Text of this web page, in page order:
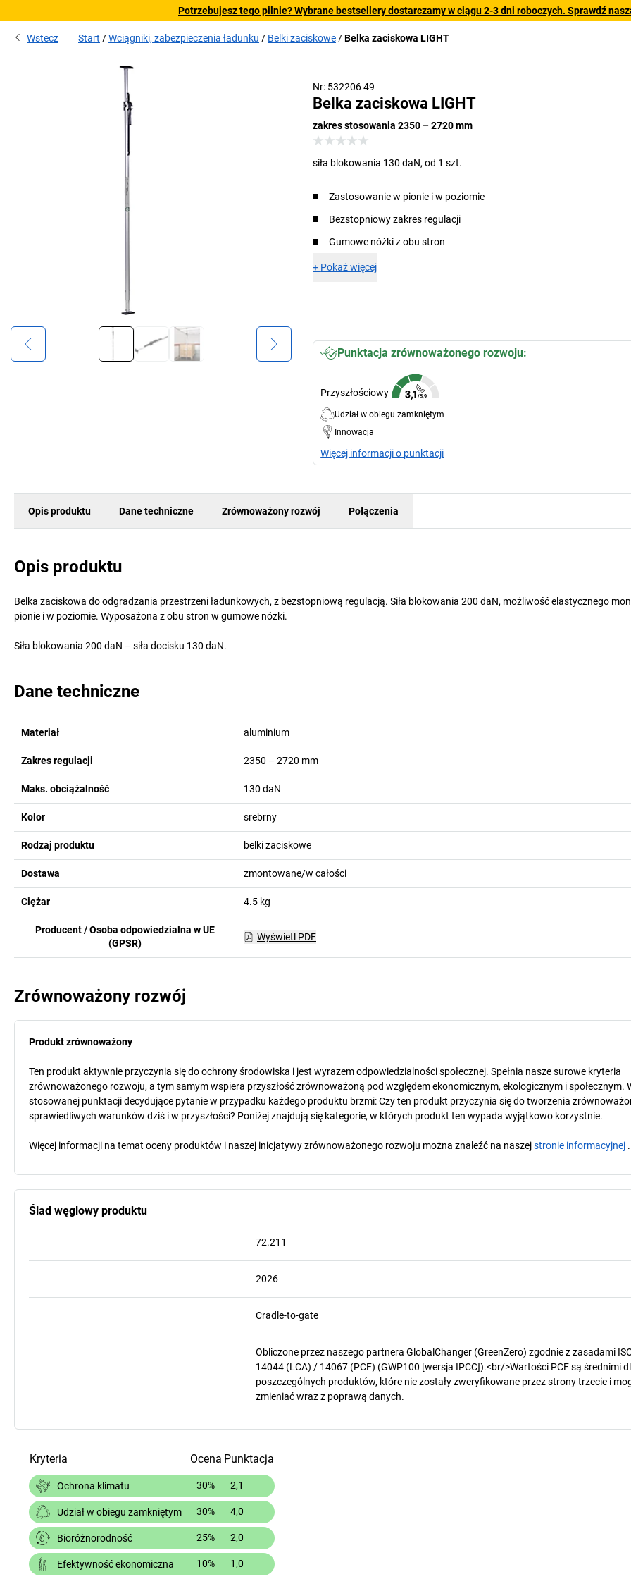
Potrzebujesz tego pilnie? Wybrane bestsellery dostarczamy w ciągu 2-3 dni roboczych. Sprawdź
Wstecz Start Wciągniki, zabezpieczenia ładunku Belki zaciskowe Belka zaciskowa LIGHT
Nr: 532206 49
Belka zaciskowa LIGHT
zakres stosowania 2350 – 2720 mm
siła blokowania 130 daN, od 1 szt.
Zastosowanie w pionie i w poziomie
Bezstopniowy zakres regulacji
Gumowe nóżki z obu stron
+ Pokaż więcej
Punktacja zrównoważonego rozwoju:
Przyszłościowy
Udział w obiegu zamkniętym
Innowacja
Więcej informacji o punktacji
Opis produktu Dane techniczne Zrównoważony rozwój Połączenia
Opis produktu
Belka zaciskowa do odgradzania przestrzeni ładunkowych, z bezstopniową regulacją. Siła blokowania 200 daN, możliwość elastycznego
pionie i w poziomie. Wyposażona z obu stron w gumowe nóżki.
Siła blokowania 200 daN – siła docisku 130 daN.
Dane techniczne
Materiał aluminium
Zakres regulacji 2350 – 2720 mm
Maks. obciążalność 130 daN
Kolor srebrny
Rodzaj produktu belki zaciskowe
Dostawa zmontowane/w całości
Ciężar 4.5 kg
Producent / Osoba odpowiedzialna w UE
(GPSR)
Wyświetl PDF
Zrównoważony rozwój
Produkt zrównoważony
Ten produkt aktywnie przyczynia się do ochrony środowiska i jest wyrazem odpowiedzialności społecznej. Spełnia nasze surowe kryteria
zrównoważonego rozwoju, a tym samym wspiera przyszłość zrównoważoną pod względem ekonomicznym, ekologicznym i społecznym.
stosowanej punktacji decydujące pytanie w przypadku każdego produktu brzmi: Czy ten produkt przyczynia się do tworzenia
sprawiedliwych warunków dziś i w przyszłości? Poniżej znajdują się kategorie, w których produkt ten wypada wyjątkowo korzystnie.
Więcej informacji na temat oceny produktów i naszej inicjatywy zrównoważonego rozwoju można znaleźć na naszejstronie informacyjnej .
Ślad węglowy produktu
72.211
2026
Cradle-to-gate
Obliczone przez naszego partnera GlobalChanger (GreenZero) zgodnie z zasadami
14044 (LCA) / 14067 (PCF) (GWP100 [wersja IPCC]).<br/>Wartości PCF są średnimi
poszczególnych produktów, które nie zostały zweryfikowane przez strony trzecie i
zmieniać wraz z poprawą danych.
Kryteria Ocena Punktacja
Ochrona klimatu 30% 2,1
Udział w obiegu zamkniętym 30% 4,0
Bioróżnorodność 25% 2,0
Efektywność ekonomiczna 10% 1,0